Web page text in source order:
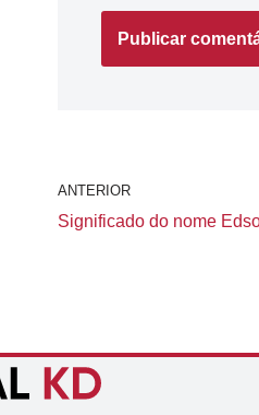
ANTERIOR
Significado do nome